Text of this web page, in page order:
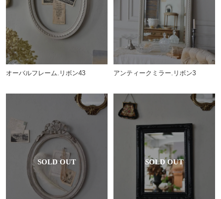
オーバルフレーム.リボン43 アンティークミラー.リボン3